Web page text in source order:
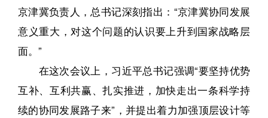
京津冀负责人，总书记深刻指出：“京津冀协同发展
意义重大，对这个问题的认识要上升到国家战略层
面。”
在这次会议上，习近平总书记强调“要坚持优势
互补、互利共赢、扎实推进，加快走出一条科学持
续的协同发展路子来”，并提出着力加强顶层设计等